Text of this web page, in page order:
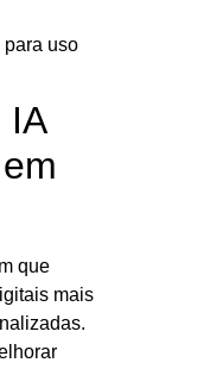
para uso
IA
que
mais